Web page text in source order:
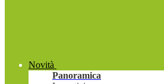
Novità
Panoramica